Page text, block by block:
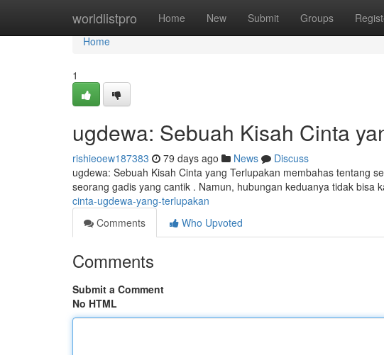
worldlistpro Home New Submit Groups
Home
Home
1
ugdewa: Sebuah Kisah Cinta
rishieoew187383 79 days ago News
Discuss
ugdewa: Sebuah Kisah Cinta yang Terlupakan membahas tentang
seorang gadis yang cantik . Namun, hubungan keduanya tidak bisa
cinta-ugdewa-yang-terlupakan
Comments
Who Upvoted
Comments
Submit a Comment
No HTML